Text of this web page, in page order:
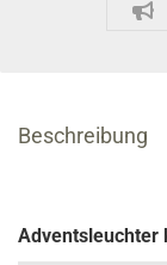
Beschreibung
Adventsleuchter